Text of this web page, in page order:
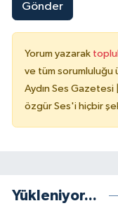
Gönder
Yorum yazarak
ve tüm sorumluluğu
Aydın Ses Gazetesi
özgür Ses'i hiçbir
Yükleniyor...